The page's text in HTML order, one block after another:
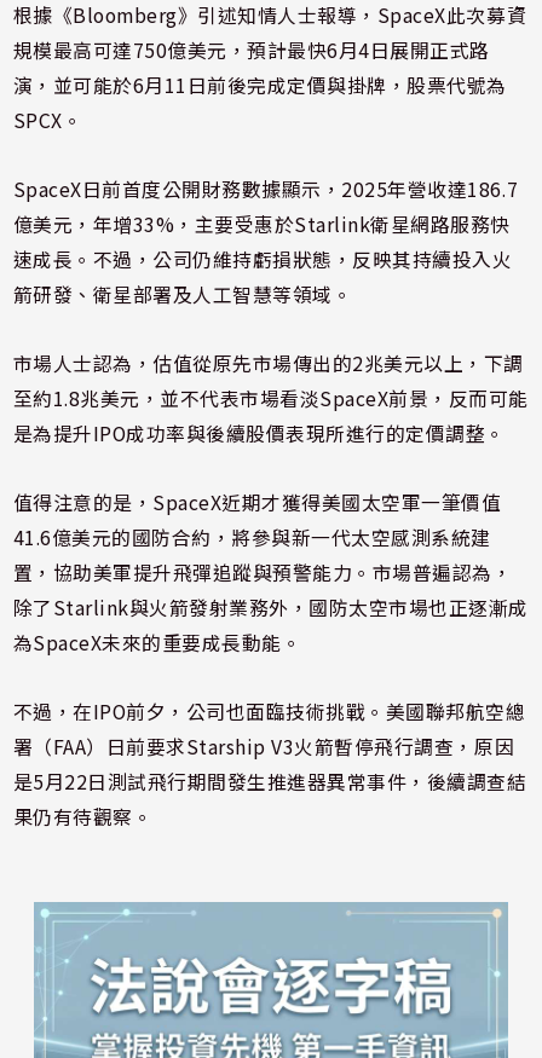
根據《Bloomberg》引述知情人士報導，SpaceX此次募資
規模最高可達750億美元，預計最快6月4日展開正式路
演，並可能於6月11日前後完成定價與掛牌，股票代號為
SPCX。
SpaceX日前首度公開財務數據顯示，2025年營收達186.7
億美元，年增33%，主要受惠於Starlink衛星網路服務快
速成長。不過，公司仍維持虧損狀態，反映其持續投入火
箭研發、衛星部署及人工智慧等領域。
市場人士認為，估值從原先市場傳出的2兆美元以上，下調
至約1.8兆美元，並不代表市場看淡SpaceX前景，反而可能
是為提升IPO成功率與後續股價表現所進行的定價調整。
值得注意的是，SpaceX近期才獲得美國太空軍一筆價值
41.6億美元的國防合約，將參與新一代太空感測系統建
置，協助美軍提升飛彈追蹤與預警能力。市場普遍認為，
除了Starlink與火箭發射業務外，國防太空市場也正逐漸成
為SpaceX未來的重要成長動能。
不過，在IPO前夕，公司也面臨技術挑戰。美國聯邦航空總
署（FAA）日前要求Starship V3火箭暫停飛行調查，原因
是5月22日測試飛行期間發生推進器異常事件，後續調查結
果仍有待觀察。